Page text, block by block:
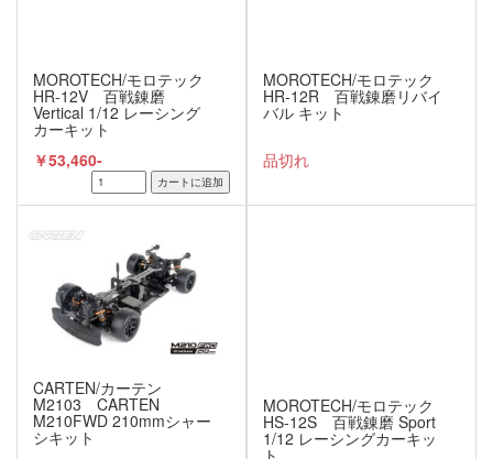
MOROTECH/モロテック
HR-12V 百戦錬磨
Vertical 1/12 レーシング
カーキット
￥53,460-
MOROTECH/モロテック
HR-12R 百戦錬磨リバイ
バル キット
品切れ
CARTEN/カーテン
M2103 CARTEN
M210FWD 210mmシャー
シキット
MOROTECH/モロテック
HS-12S 百戦錬磨 Sport
1/12 レーシングカーキッ